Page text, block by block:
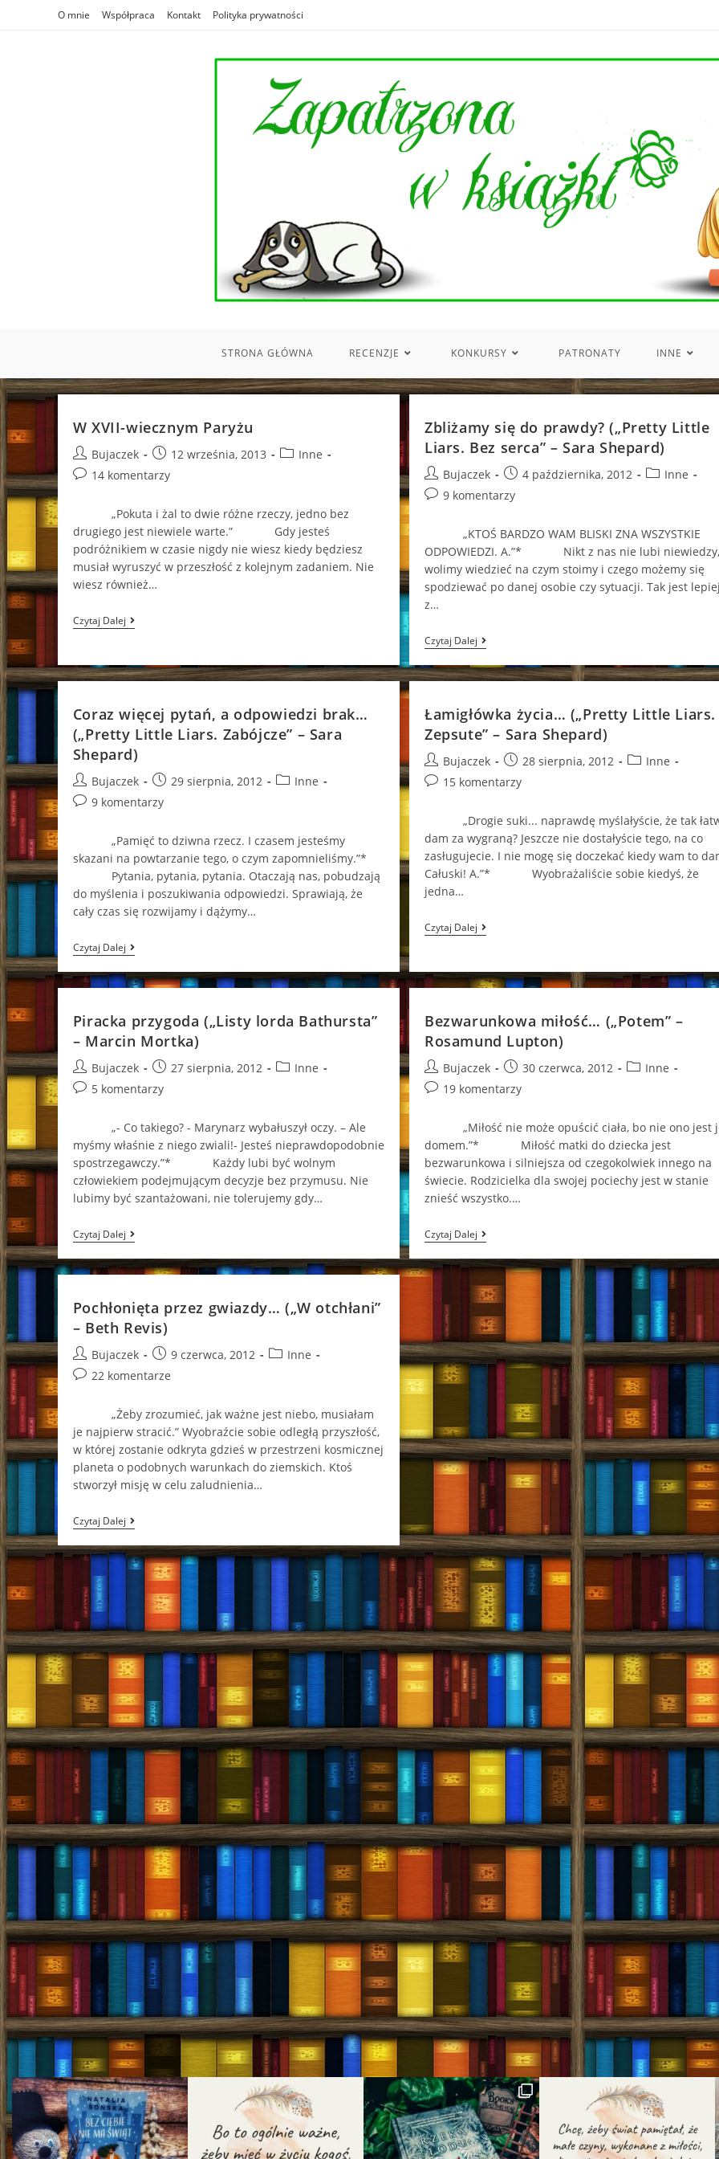
O mnie Współpraca Kontakt Polityka prywatności
STRONA GŁÓWNA RECENZJE KONKURSY PATRONATY INNE
W XVII-wiecznym Paryżu
Post
author:
Bujaczek
Post
published:
12 września, 2013
PostInne
Post14 komentarzy
„Pokuta i żal to dwie różne rzeczy, jedno bez
drugiego jest niewiele warte.” Gdy jesteś
podróżnikiem w czasie nigdy nie wiesz kiedy będziesz
musiał wyruszyć w przeszłość z kolejnym zadaniem. Nie
wiesz również…
Czytaj DalejW
XVII-
Zbliżamy się do prawdy? („Pretty Little
Liars. Bez serca” – Sara Shepard)
Post
author:
Bujaczek
Post
published:
4 października, 2012
PostInne
Post9 komentarzy
„KTOŚ BARDZO WAM BLISKI ZNA WSZYSTKIE
ODPOWIEDZI. A.”* Nikt z nas nie lubi niewiedzy,
wolimy wiedzieć na czym stoimy i czego możemy się
spodziewać po danej osobie czy sytuacji. Tak jest
z…
Czytaj Dalej Zbliżamy
Się
Do
Prawdy?
Liars.
Bez
Serca”
–
Sara
Shepard)
Coraz więcej pytań, a odpowiedzi brak…
(„Pretty Little Liars. Zabójcze” – Sara
Shepard)
Post
author:
Bujaczek
Post
published:
29 sierpnia, 2012
PostInne
Post9 komentarzy
„Pamięć to dziwna rzecz. I czasem jesteśmy
skazani na powtarzanie tego, o czym zapomnieliśmy.”*
Pytania, pytania, pytania. Otaczają nas, pobudzają
do myślenia i poszukiwania odpowiedzi. Sprawiają, że
cały czas się rozwijamy i dążymy…
Czytaj DalejCoraz
Więcej
Pytań,
A
(„Pretty
Little
Liars.
Zabójcze”
–
Sara
Łamigłówka życia… („Pretty Little Liars.
Zepsute” – Sara Shepard)
Post
author:
Bujaczek
Post
published:
28 sierpnia, 2012
PostInne
Post15 komentarzy
„Drogie suki... naprawdę myślałyście, że tak
dam za wygraną? Jeszcze nie dostałyście tego, na co
zasługujecie. I nie mogę się doczekać kiedy wam to
Całuski! A.”* Wyobrażaliście sobie kiedyś, że
jedna…
Czytaj Dalej Łamigłówka
Życia…
Liars.
Zepsute”
Sara
Shepard)
Piracka przygoda („Listy lorda Bathursta”
– Marcin Mortka)
Post
author:
Bujaczek
Post
published:
27 sierpnia, 2012
PostInne
Post5 komentarzy
„- Co takiego? - Marynarz wybałuszył oczy. – Ale
myśmy właśnie z niego zwiali!- Jesteś nieprawdopodobnie
spostrzegawczy.”* Każdy lubi być wolnym
człowiekiem podejmującym decyzje bez przymusu. Nie
lubimy być szantażowani, nie tolerujemy gdy…
Czytaj DalejPiracka
Przygoda
(„Listy
Lorda
Marcin
Mortka)
Bezwarunkowa miłość… („Potem” –
Rosamund Lupton)
Post
author:
Bujaczek
Post
published:
30 czerwca, 2012
PostInne
Post19 komentarzy
„Miłość nie może opuścić ciała, bo nie ono jest
domem.”* Miłość matki do dziecka jest
bezwarunkowa i silniejsza od czegokolwiek innego na
świecie. Rodzicielka dla swojej pociechy jest w stanie
znieść wszystko.…
Czytaj Dalej Bezwarunkowa
Miłość…
(„Potem”
–
Rosamund
Lupton)
Pochłonięta przez gwiazdy… („W otchłani”
– Beth Revis)
Post
author:
Bujaczek
Post
published:
9 czerwca, 2012
PostInne
Post22 komentarze
„Żeby zrozumieć, jak ważne jest niebo, musiałam
je najpierw stracić.” Wyobraźcie sobie odległą przyszłość,
w której zostanie odkryta gdzieś w przestrzeni kosmicznej
planeta o podobnych warunkach do ziemskich. Ktoś
stworzył misję w celu zaludnienia…
Czytaj DalejPochłonięta
Przez
Gwiazdy…
(„W
Otchłani”
Beth
Revis)